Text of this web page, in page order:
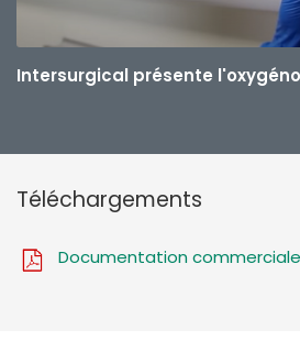
Intersurgical présente
Téléchargements
Documentation